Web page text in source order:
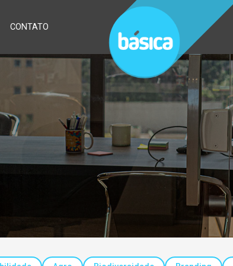
CONTATO